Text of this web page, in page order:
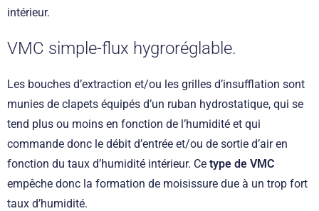
intérieur.
VMC simple-flux hygroréglable.
Les bouches d’extraction et/ou les grilles d’insufflation sont
munies de clapets équipés d’un ruban hydrostatique, qui se
tend plus ou moins en fonction de l’humidité et qui
commande donc le débit d’entrée et/ou de sortie d’air en
fonction du taux d’humidité intérieur. Ce type de VMC
empêche donc la formation de moisissure due à un trop fort
taux d’humidité.